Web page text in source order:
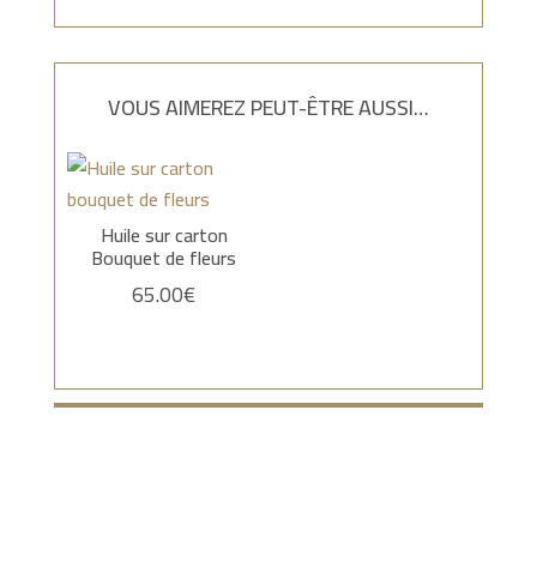
VOUS AIMEREZ PEUT-ÊTRE AUSSI…
Huile sur carton
Bouquet de fleurs
65.00€